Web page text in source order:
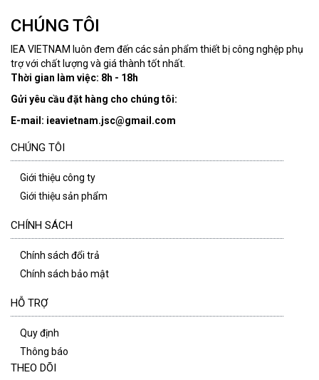
CHÚNG TÔI
IEA VIETNAM luôn đem đến các sản phẩm thiết bị công nghệp phụ
trợ với chất lượng và giá thành tốt nhất.
Thời gian làm việc: 8h - 18h
Gửi yêu cầu đặt hàng cho chúng tôi:
E-mail: ieavietnam.jsc@gmail.com
CHÚNG TÔI
Giới thiệu công ty
Giới thiệu sản phẩm
CHÍNH SÁCH
Chính sách đổi trả
Chính sách bảo mật
HỖ TRỢ
Quy định
Thông báo
THEO DÕI